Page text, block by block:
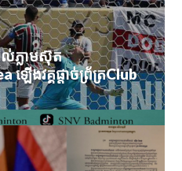
ភ្លាមស៊ុត
ើងវគ្គផ្ដាច់ព្រ័ត្រClub